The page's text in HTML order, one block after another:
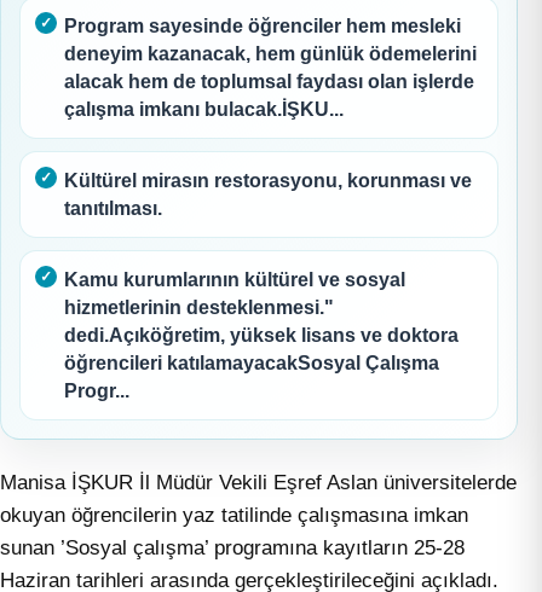
Program sayesinde öğrenciler hem mesleki
deneyim kazanacak, hem günlük ödemelerini
alacak hem de toplumsal faydası olan işlerde
çalışma imkanı bulacak.İŞKU...
Kültürel mirasın restorasyonu, korunması ve
tanıtılması.
Kamu kurumlarının kültürel ve sosyal
hizmetlerinin desteklenmesi."
dedi.Açıköğretim, yüksek lisans ve doktora
öğrencileri katılamayacakSosyal Çalışma
Progr...
Manisa İŞKUR İl Müdür Vekili Eşref Aslan üniversitelerde
okuyan öğrencilerin yaz tatilinde çalışmasına imkan
sunan ’Sosyal çalışma’ programına kayıtların 25-28
Haziran tarihleri arasında gerçekleştirileceğini açıkladı.